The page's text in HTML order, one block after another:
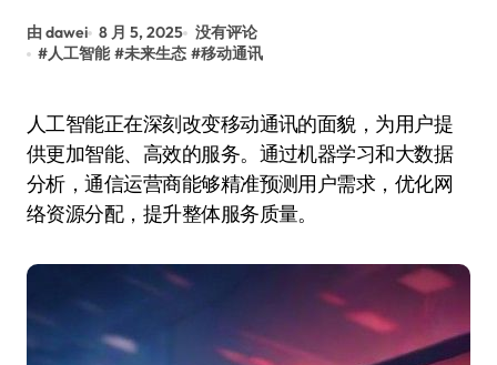
由 dawei 8 月 5, 2025 没有评论
#人工智能 #未来生态 #移动通讯
人工智能正在深刻改变移动通讯的面貌，为用户提
供更加智能、高效的服务。通过机器学习和大数据
分析，通信运营商能够精准预测用户需求，优化网
络资源分配，提升整体服务质量。